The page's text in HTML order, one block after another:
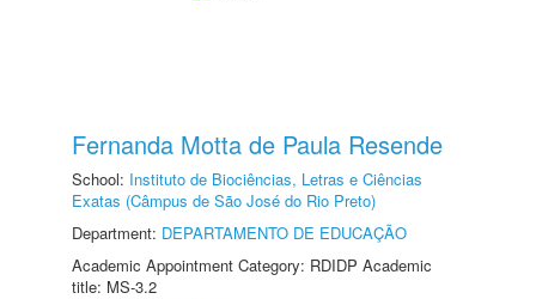
Fernanda Motta de Paula Resende
School: Instituto de Biociências, Letras e Ciências
Exatas (Câmpus de São José do Rio Preto)
Department: DEPARTAMENTO DE EDUCAÇÃO
Academic Appointment Category: RDIDP Academic
title: MS-3.2